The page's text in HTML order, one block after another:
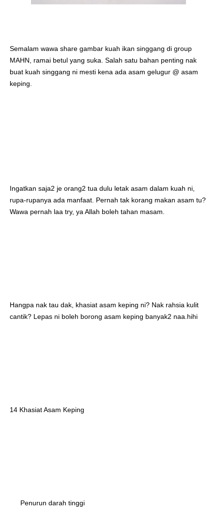
Semalam wawa share gambar kuah ikan singgang di group
MAHN, ramai betul yang suka. Salah satu bahan penting nak
buat kuah singgang ni mesti kena ada asam gelugur @ asam
keping.
Ingatkan saja2 je orang2 tua dulu letak asam dalam kuah ni,
rupa-rupanya ada manfaat. Pernah tak korang makan asam tu?
Wawa pernah laa try, ya Allah boleh tahan masam.
Hangpa nak tau dak, khasiat asam keping ni? Nak rahsia kulit
cantik? Lepas ni boleh borong asam keping banyak2 naa.hihi
14 Khasiat Asam Keping
Penurun darah tinggi